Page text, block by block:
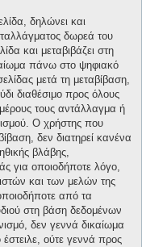
δηλώνει και
δωρεά του
και μεταβιβάζει στη
πάνω στο ψηφιακό
μετά τη μεταβίβαση,
διαθέσιμο προς όλους
τους αντάλλαγμα ή
Ο χρήστης που
δεν διατηρεί κανένα
βλάβης,
για οποιοδήποτε λόγο,
και των μελών της
από τα
στη βάση δεδομένων
δεν γεννά δικαίωμα
ούτε γεννά προς